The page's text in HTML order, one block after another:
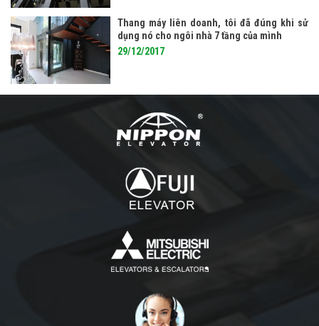
Thang máy liên doanh, tôi đã đúng khi sử
dụng nó cho ngôi nhà 7 tầng của mình
29/12/2017